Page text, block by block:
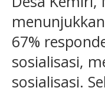
67%
sosialisasi,
sosialisasi.